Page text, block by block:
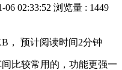
06 02:33:52 浏览量 : 1449
， 预计阅读时间2分钟
比较常用的，功能更强一